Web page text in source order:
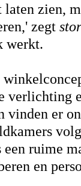
zien,
zegt
werkt.
verlichting
vinden er
ruime
en